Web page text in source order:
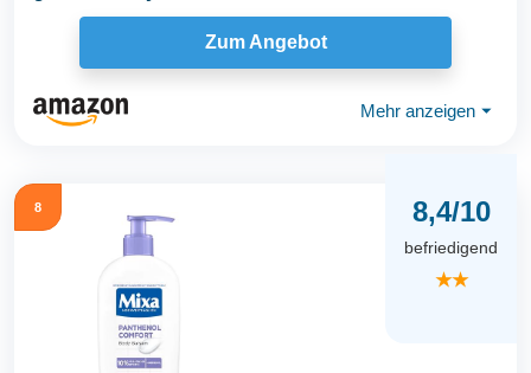
Zum Angebot
Mehr anzeigen ⏷
8 8,4/10
befriedigend
★★